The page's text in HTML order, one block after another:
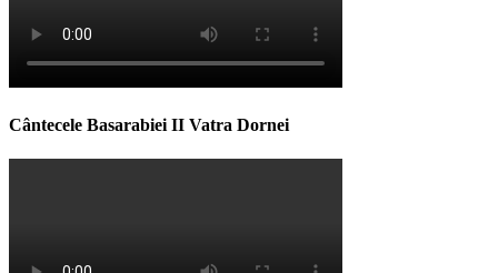
Cântecele Basarabiei II Vatra Dornei